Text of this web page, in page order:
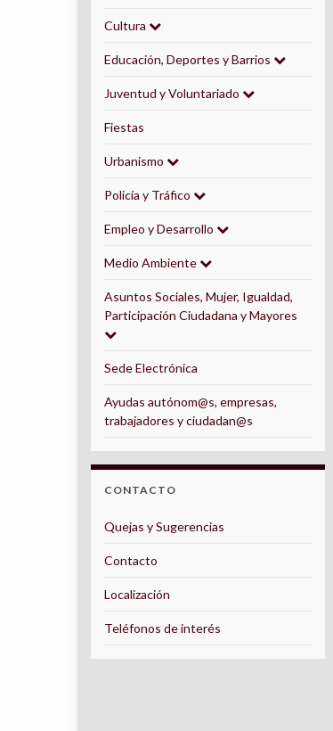
Cultura
Educación, Deportes y Barrios
Juventud y Voluntariado
Fiestas
Urbanismo
Policía y Tráfico
Empleo y Desarrollo
Medio Ambiente
Asuntos Sociales, Mujer, Igualdad,
Participación Ciudadana y Mayores
Sede Electrónica
Ayudas autónom@s, empresas,
trabajadores y ciudadan@s
CONTACTO
Quejas y Sugerencias
Contacto
Localización
Teléfonos de interés